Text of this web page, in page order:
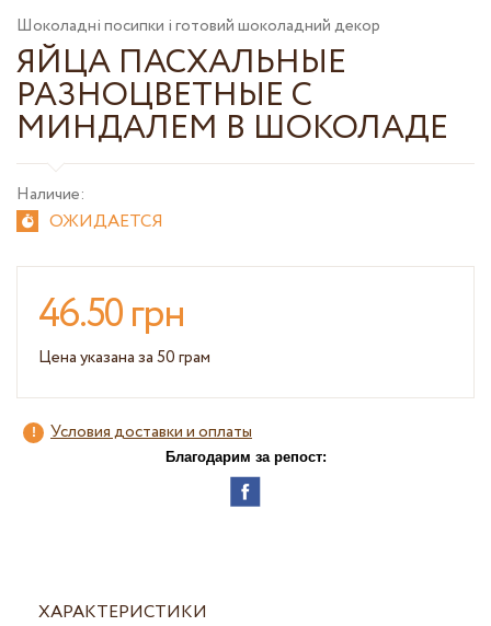
Шоколадні посипки і готовий шоколадний декор
ЯЙЦА ПАСХАЛЬНЫЕ
РАЗНОЦВЕТНЫЕ С
МИНДАЛЕМ В ШОКОЛАДЕ
Наличие:
ОЖИДАЕТСЯ
46.50 грн
Цена указана за 50 грам
Условия доставки и оплаты
Благодарим за репост:
ХАРАКТЕРИСТИКИ